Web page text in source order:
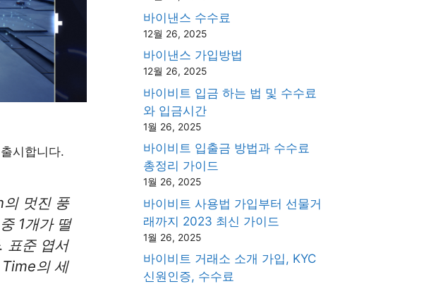
시합니다.
멋진 풍
1개가 떨
표준 엽서
의 세
바이낸스 수수료
12월 26, 2025
바이낸스 가입방법
12월 26, 2025
바이비트 입금 하는 법 및 수수료
와 입금시간
1월 26, 2025
바이비트 입출금 방법과 수수료
총정리 가이드
1월 26, 2025
바이비트 사용법 가입부터 선물거
래까지 2023 최신 가이드
1월 26, 2025
바이비트 거래소 소개 가입, KYC
신원인증, 수수료